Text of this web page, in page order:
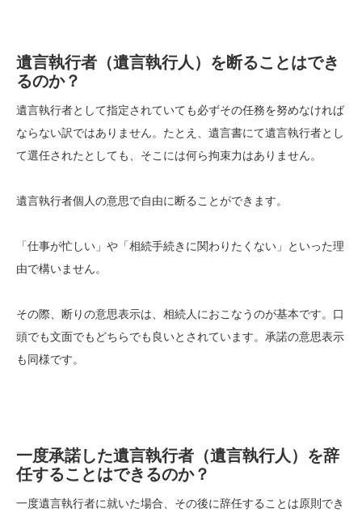
遺言執行者（遺言執行人）を断ることはでき
るのか？
遺言執行者として指定されていても必ずその任務を努めなければ
ならない訳ではありません。たとえ、遺言書にて遺言執行者とし
て選任されたとしても、そこには何ら拘束力はありません。
遺言執行者個人の意思で自由に断ることができます。
「仕事が忙しい」や「相続手続きに関わりたくない」といった理
由で構いません。
その際、断りの意思表示は、相続人におこなうのが基本です。口
頭でも文面でもどちらでも良いとされています。承諾の意思表示
も同様です。
一度承諾した遺言執行者（遺言執行人）を辞
任することはできるのか？
一度遺言執行者に就いた場合、その後に辞任することは原則でき